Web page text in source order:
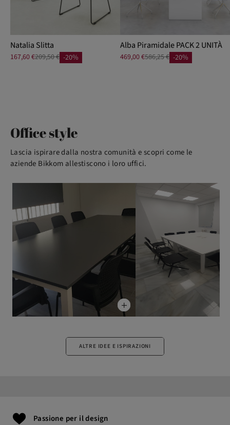
Natalia Slitta
167,60 €209,50 € -20%
Alba Piramidale PACK 2 UNITÀ
469,00 €586,25 € -20%
Office style
Lascia ispirare dalla nostra comunità e scopri come le
aziende Bikkom allestiscono i loro uffici.
ALTRE IDEE E ISPIRAZIONI
Passione per il design